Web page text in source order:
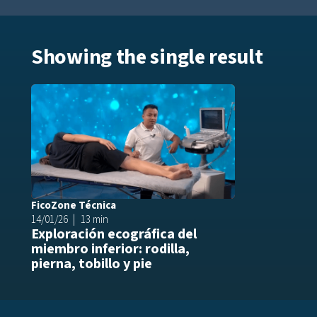
Showing the single result
Añadir a
FicoZone Técnica
14/01/26
13 min
Exploración ecográfica del
miembro inferior: rodilla,
pierna, tobillo y pie